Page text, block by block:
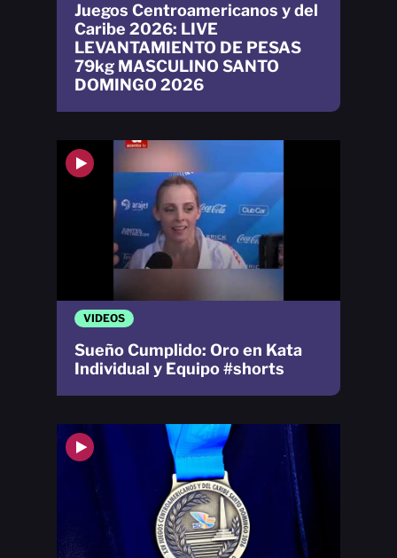
VIDEOS
Sueño Cumplido: Oro en Kata
Individual y Equipo #shorts
Juegos Centroamericanos y del
Caribe 2026: LIVE
LEVANTAMIENTO DE PESAS
79kg MASCULINO SANTO
DOMINGO 2026